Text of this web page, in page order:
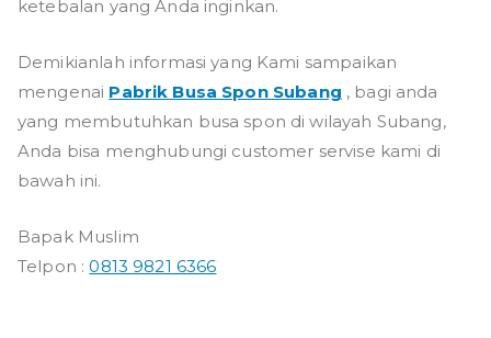
ketebalan yang Anda inginkan.
Demikianlah informasi yang Kami sampaikan
mengenai Pabrik Busa Spon Subang , bagi anda
yang membutuhkan busa spon di wilayah Subang,
Anda bisa menghubungi customer servise kami di
bawah ini.
Bapak Muslim
Telpon :0813 9821 6366